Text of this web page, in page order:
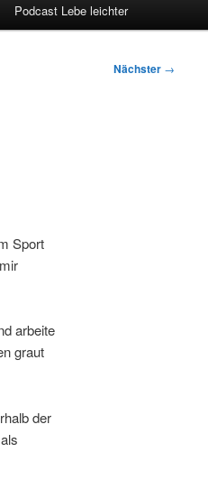
Podcast Lebe leichter
Nächster →
Sport
arbeite
graut
der